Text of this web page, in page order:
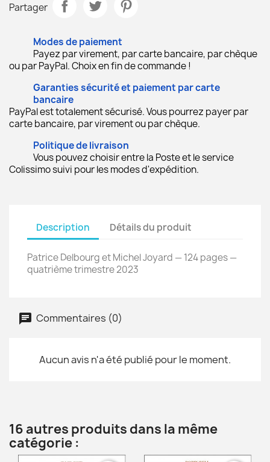
Partager
Modes de paiement
Payez par virement, par carte bancaire, par chèque
ou par PayPal. Choix en fin de commande !
Garanties sécurité et paiement par carte
bancaire
PayPal est totalement sécurisé. Vous pourrez payer par
carte bancaire, par virement ou par chèque.
Politique de livraison
Vous pouvez choisir entre la Poste et le service
Colissimo suivi pour les modes d'expédition.
Description Détails du produit
Patrice Delbourg et Michel Joyard — 124 pages —
quatrième trimestre 2023
Commentaires (0)
Aucun avis n'a été publié pour le moment.
16 autres produits dans la même
catégorie :